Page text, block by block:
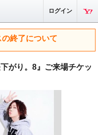
ログイン
終了について
がり。8』ご来場チケッ